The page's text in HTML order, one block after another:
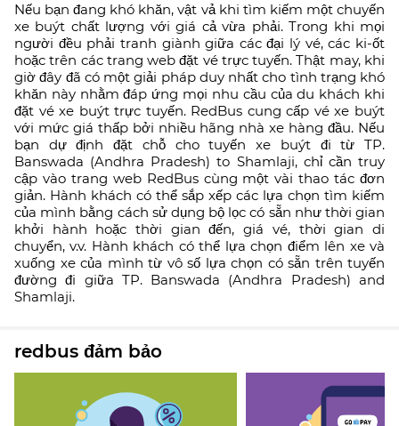
Nếu bạn đang khó khăn, vật vả khi tìm kiếm một chuyến
xe buýt chất lượng với giá cả vừa phải. Trong khi mọi
người đều phải tranh giành giữa các đại lý vé, các ki-ốt
hoặc trên các trang web đặt vé trực tuyến. Thật may, khi
giờ đây đã có một giải pháp duy nhất cho tình trạng khó
khăn này nhằm đáp ứng mọi nhu cầu của du khách khi
đặt vé xe buýt trực tuyến. RedBus cung cấp vé xe buýt
với mức giá thấp bởi nhiều hãng nhà xe hàng đầu. Nếu
bạn dự định đặt chỗ cho tuyến xe buýt đi từ TP.
Banswada (Andhra Pradesh) to Shamlaji, chỉ cần truy
cập vào trang web RedBus cùng một vài thao tác đơn
giản. Hành khách có thể sắp xếp các lựa chọn tìm kiếm
của mình bằng cách sử dụng bộ lọc có sẵn như thời gian
khởi hành hoặc thời gian đến, giá vé, thời gian di
chuyển, v.v. Hành khách có thể lựa chọn điểm lên xe và
xuống xe của mình từ vô số lựa chọn có sẵn trên tuyến
đường đi giữa TP. Banswada (Andhra Pradesh) and
Shamlaji.
redbus đảm bảo